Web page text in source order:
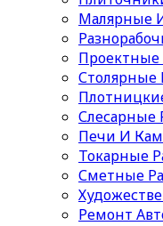
Малярные
Проектные
Столярные
Слесарные
Печи И
Токарные
Сметные
Ремонт